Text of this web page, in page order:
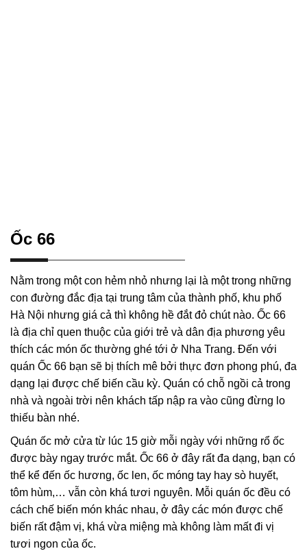
Ốc 66
Nằm trong một con hẻm nhỏ nhưng lại là một trong những
con đường đắc địa tại trung tâm của thành phố, khu phố
Hà Nội nhưng giá cả thì không hề đắt đỏ chút nào. Ốc 66
là địa chỉ quen thuộc của giới trẻ và dân địa phương yêu
thích các món ốc thường ghé tới ở Nha Trang. Đến với
quán Ốc 66 bạn sẽ bị thích mê bởi thực đơn phong phú, đa
dạng lại được chế biến cầu kỳ. Quán có chỗ ngồi cả trong
nhà và ngoài trời nên khách tấp nập ra vào cũng đừng lo
thiếu bàn nhé.
Quán ốc mở cửa từ lúc 15 giờ mỗi ngày với những rổ ốc
được bày ngay trước mắt. Ốc 66 ở đây rất đa dạng, bạn có
thể kể đến ốc hương, ốc len, ốc móng tay hay sò huyết,
tôm hùm,… vẫn còn khá tươi nguyên. Mỗi quán ốc đều có
cách chế biến món khác nhau, ở đây các món được chế
biến rất đậm vị, khá vừa miệng mà không làm mất đi vị
tươi ngon của ốc.